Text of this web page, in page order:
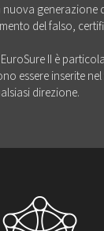
nuova generazione
del falso,
II è
essere inserite
direzione.